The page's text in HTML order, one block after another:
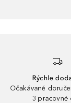
Rýchle
Očakávané
3 pracovné